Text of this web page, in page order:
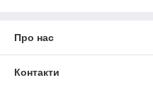
Про нас
Контакти